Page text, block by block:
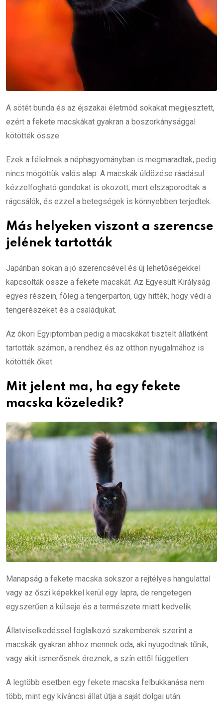
A sötét bunda és az éjszakai életmód sokakat megijesztett,
ezért a fekete macskákat gyakran a boszorkánysággal
kötötték össze.
Ezek a félelmek a néphagyományban is megmaradtak, pedig
nincs mögöttük valós alap. A macskák üldözése ráadásul
kézzelfogható gondokat is okozott, mert elszaporodtak a
rágcsálók, és ezzel a betegségek is könnyebben terjedtek.
Más helyeken viszont a szerencse
jelének tartották
Japánban sokan a jó szerencsével és új lehetőségekkel
kapcsolták össze a fekete macskát. Az Egyesült Királyság
egyes részein, főleg a tengerparton, úgy hitték, hogy védi a
tengerészeket és a családjukat.
Az ókori Egyiptomban pedig a macskákat tisztelt állatként
tartották számon, a rendhez és az otthon nyugalmához is
kötötték őket.
Mit jelent ma, ha egy fekete
macska közeledik?
Manapság a fekete macska sokszor a rejtélyes hangulattal
vagy az őszi képekkel kerül egy lapra, de rengetegen
egyszerűen a külseje és a természete miatt kedvelik.
Állatviselkedéssel foglalkozó szakemberek szerint a
macskák gyakran ahhoz mennek oda, aki nyugodtnak tűnik,
vagy akit ismerősnek éreznek, a szín ettől független.
A legtöbb esetben egy fekete macska felbukkanása nem
több, mint egy kíváncsi állat útja a saját dolgai után.